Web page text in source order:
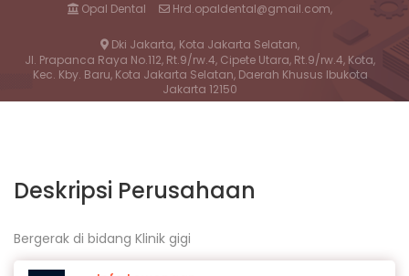
Opal Dental Hrd.opaldental@gmail.com,
Dki Jakarta, Kota Jakarta Selatan,
Jl. Prapanca Raya No.112, Rt.9/rw.4, Cipete Utara, Rt.9/rw.4, Kota,
Kec. Kby. Baru, Kota Jakarta Selatan, Daerah Khusus Ibukota
Jakarta 12150
Deskripsi Perusahaan
Bergerak di bidang Klinik gigi